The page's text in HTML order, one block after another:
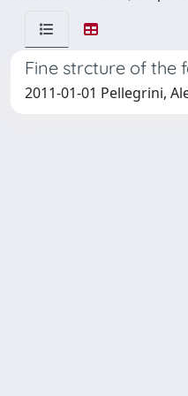
Fine strcture of the
2011-01-01 Pellegrini,